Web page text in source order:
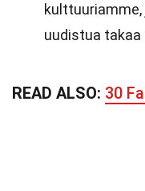
uudistua takaa
READ ALSO: 30